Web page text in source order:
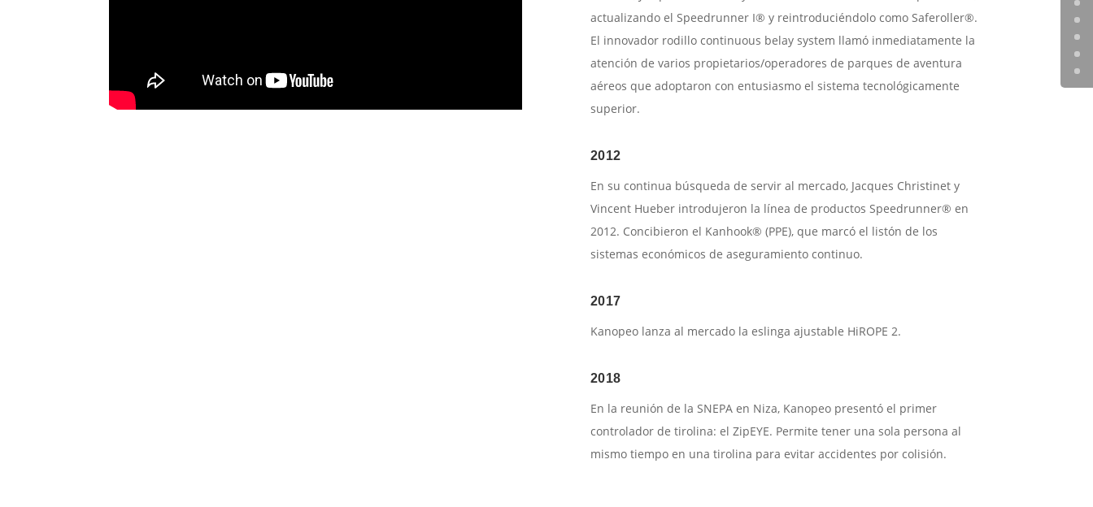
actualizando el Speedrunner I® y reintroduciéndolo como Saferoller®.
El innovador rodillo continuous belay system llamó inmediatamente la
atención de varios propietarios/operadores de parques de aventura
aéreos que adoptaron con entusiasmo el sistema tecnológicamente
superior.
2012
En su continua búsqueda de servir al mercado, Jacques Christinet y
Vincent Hueber introdujeron la línea de productos Speedrunner® en
2012. Concibieron el Kanhook® (PPE), que marcó el listón de los
sistemas económicos de aseguramiento continuo.
2017
Kanopeo lanza al mercado la eslinga ajustable HiROPE 2.
2018
En la reunión de la SNEPA en Niza, Kanopeo presentó el primer
controlador de tirolina: el ZipEYE. Permite tener una sola persona al
mismo tiempo en una tirolina para evitar accidentes por colisión.